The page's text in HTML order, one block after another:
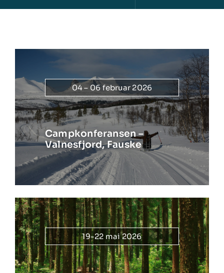
04 – 06 februar 2026
Campkonferansen –
Valnesfjord, Fauske
19-22 mai 2026